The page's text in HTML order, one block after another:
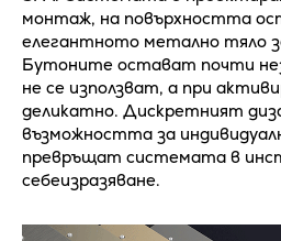
монтаж, на повърхността
елегантното метално тяло
Бутоните остават почти
не се използват, а при
деликатно. Дискретният
възможността за
превръщат системата в
себеизразяване.